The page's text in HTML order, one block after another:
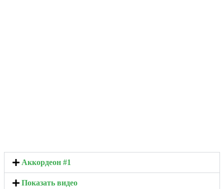
Аккордеон #1
Показать видео